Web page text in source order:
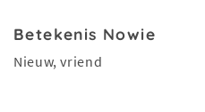
Betekenis Nowie
Nieuw, vriend